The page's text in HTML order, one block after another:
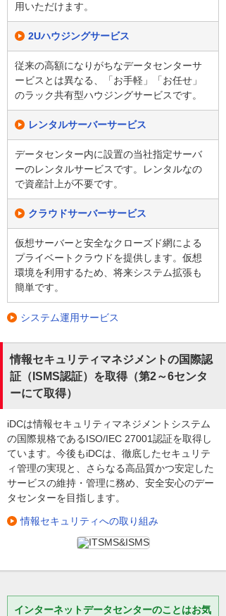
用いただけます。
2Uハウジングサービス
従来の高額になりがちなデータセンターサ
ービスとは異なる、「お手軽」「お任せ」
のラック共有型ハウジングサービスです。
レンタルサーバーサービス
データセンター内に設置の当社指定サーバ
ーのレンタルサービスです。レンタルなの
で資産計上が不要です。
クラウドサーバーサービス
仮想サーバーと安全なクローズド網による
プライベートクラウドを提供します。仮想
環境を利用するため、将来システム拡張も
簡単です。
システム運用サービス
情報セキュリティマネジメントの国際認
証（ISMS認証）を取得（第2～6センタ
ーにて取得）
iDCは情報セキュリティマネジメントシステム
の国際規格であるISO/IEC 27001認証を取得し
ています。今後もiDCは、徹底したセキュリテ
ィ管理の実現と、さらなる高品質かつ安定した
サービスの維持・管理に務め、安全安心のデー
タセンターを目指します。
情報セキュリティへの取り組み
インターネットデータセンターのことはお気